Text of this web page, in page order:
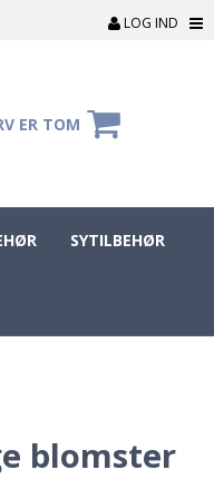
LOG IND
ER TOM
SYTILBEHØR
blomster